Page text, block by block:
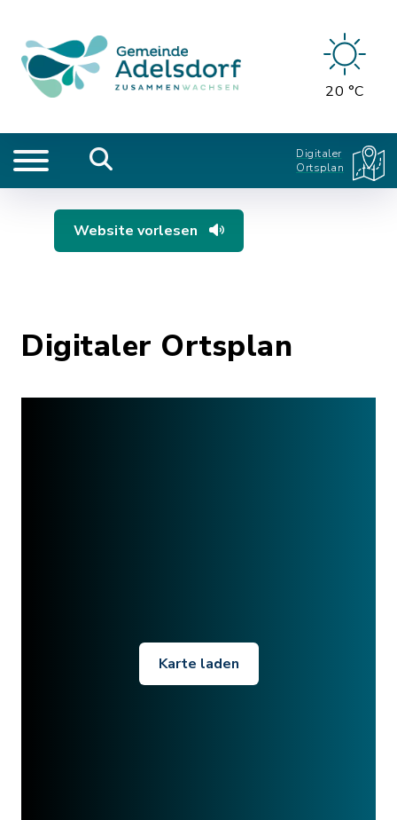
20 °C
Digitaler
Ortsplan
Website vorlesen
Digitaler Ortsplan
Karte laden